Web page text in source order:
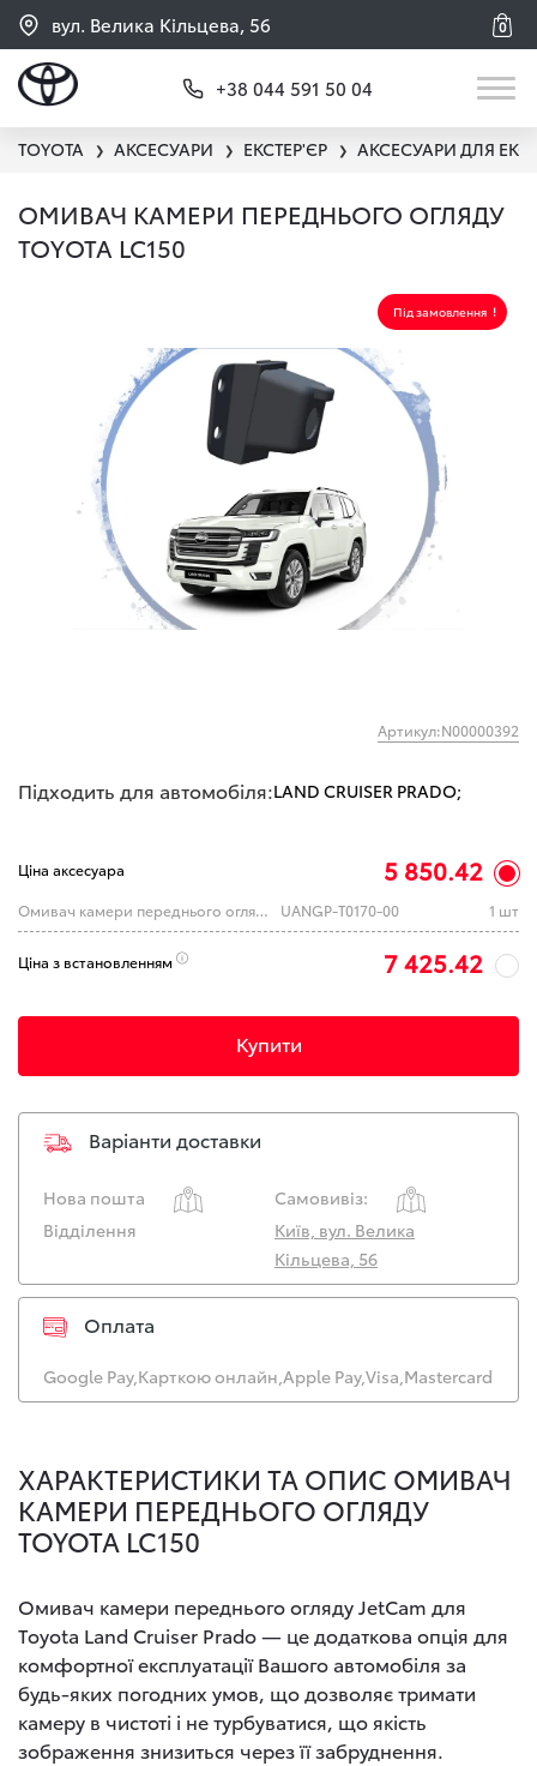
вул. Велика Кільцева, 56 0
+38 044 591 50 04
TOYOTA ❯ АКСЕСУАРИ ❯ ЕКСТЕР'ЄР ❯ АКСЕСУАРИ ДЛЯ
ОМИВАЧ КАМЕРИ ПЕРЕДНЬОГО ОГЛЯДУ
TOYOTA LC150
Під замовлення
Артикул:N00000392
Підходить для автомобіля:LAND CRUISER PRADO;
Ціна аксесуара 5 850.42
Омивач камери переднього огляду Toyota LC150 2017 -2023 UANGP-T0170-00 1 шт
Ціна з встановленням 7 425.42
Купити
Варіанти доставки
Нова пошта
Самовивіз:
Відділення
Київ, вул. Велика
Кільцева, 56
Оплата
Google Pay,Карткою онлайн,Apple Pay,Visa,Mastercard
ХАРАКТЕРИСТИКИ ТА ОПИС ОМИВАЧ
КАМЕРИ ПЕРЕДНЬОГО ОГЛЯДУ
TOYOTA LC150
Омивач камери переднього огляду JetCam для
Toyota Land Cruiser Prado — це додаткова опція для
комфортної експлуатації Вашого автомобіля за
будь-яких погодних умов, що дозволяє тримати
камеру в чистоті і не турбуватися, що якість
зображення знизиться через її забруднення.